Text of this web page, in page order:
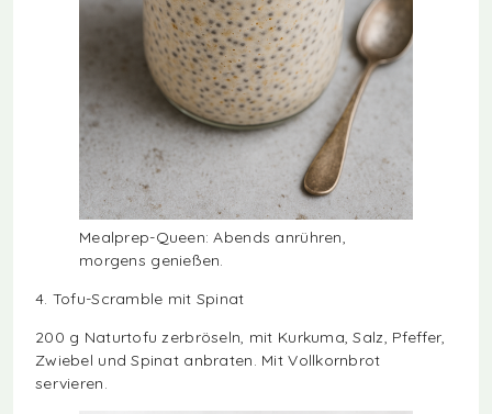
Mealprep-Queen: Abends anrühren,
morgens genießen.
4. Tofu-Scramble mit Spinat
200 g Naturtofu zerbröseln, mit Kurkuma, Salz, Pfeffer,
Zwiebel und Spinat anbraten. Mit Vollkornbrot
servieren.